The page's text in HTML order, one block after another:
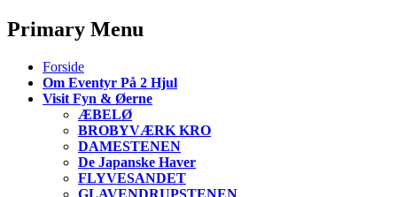
Primary Menu
Forside
Om Eventyr På 2 Hjul
Visit Fyn & Øerne
ÆBELØ
BROBYVÆRK KRO
DAMESTENEN
De Japanske Haver
FLYVESANDET
GLAVENDRUPSTENEN